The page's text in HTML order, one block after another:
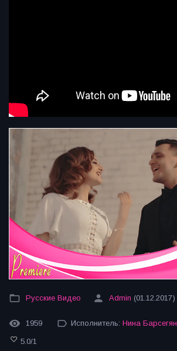
Русские Видео Admin (01.12.2017)
1959 Исполнитель: Нина Барсегян
5.0/1